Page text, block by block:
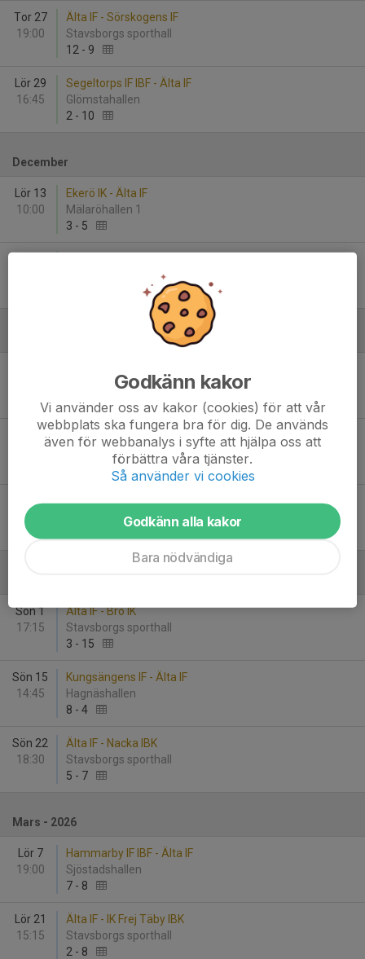
Tor 27
19:00
Älta IF - Sörskogens IF
Stavsborgs sporthall
12 - 9
Lör 29
16:45
Segeltorps IF IBF - Älta IF
Glömstahallen
2 - 10
December
Lör 13
10:00
Ekerö IK - Älta IF
Mälaröhallen 1
3 - 5
Stavsborgs sporthall
Stavsborgs sporthall
2
Lör 24
Täby FC - Älta IF
Hägerneholmshallen
Sön 25
19:30
Västerhaninge IBK - Älta IF
Åbyhallen - Haninge
Sön 1
17:15
Älta IF - Bro IK
Stavsborgs sporthall
3 - 15
Sön 15
14:45
Kungsängens IF - Älta IF
Hagnäshallen
8 - 4
Sön 22
18:30
Älta IF - Nacka IBK
Stavsborgs sporthall
5 - 7
Mars - 2026
Lör 7
19:00
Hammarby IF IBF - Älta IF
Sjöstadshallen
7 - 8
Lör 21
15:15
Älta IF - IK Frej Täby IBK
Stavsborgs sporthall
2 - 8
Godkänn kakor
Vi använder oss av kakor (cookies) för att vår
webbplats ska fungera bra för dig. De används
även för webbanalys i syfte att hjälpa oss att
förbättra våra tjänster.
Så använder vi cookies
Godkänn alla kakor
Bara nödvändiga